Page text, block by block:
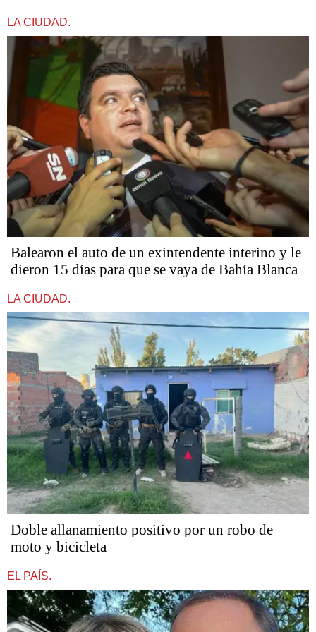
LA CIUDAD.
Balearon el auto de un exintendente interino y le
dieron 15 días para que se vaya de Bahía Blanca
LA CIUDAD.
Doble allanamiento positivo por un robo de
moto y bicicleta
EL PAÍS.